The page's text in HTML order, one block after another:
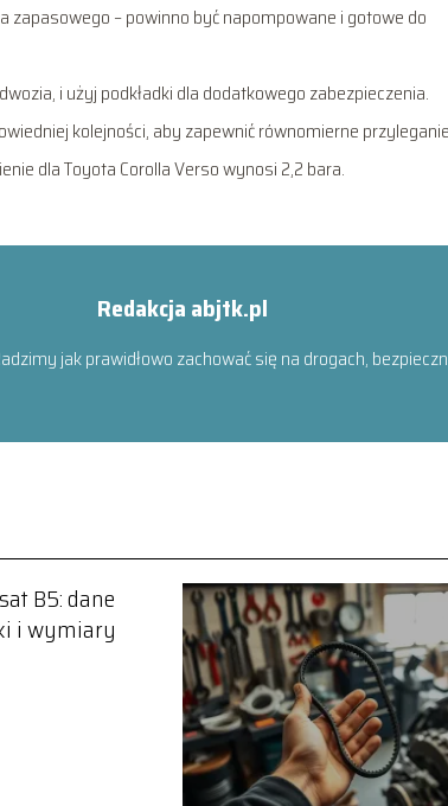
zapasowego – powinno być napompowane i gotowe do
i użyj podkładki dla dodatkowego zabezpieczenia.
kolejności, aby zapewnić równomierne
dla Toyota Corolla Verso wynosi 2,2 bara.
Redakcja abjtk.pl
jak prawidłowo zachować się na drogach,
B5: dane
i wymiary